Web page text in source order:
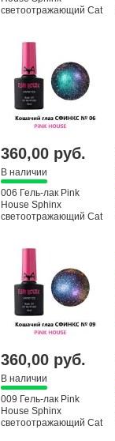
светоотражающий Cat
360,00 руб.
В наличии
006 Гель-лак Pink
House Sphinx
светоотражающий Cat
360,00 руб.
В наличии
009 Гель-лак Pink
House Sphinx
светоотражающий Cat